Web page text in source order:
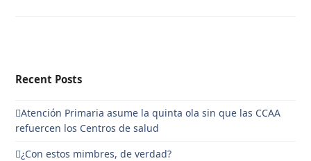
Recent Posts
Atención Primaria asume la quinta ola sin que las CCAA
refuercen los Centros de salud
¿Con estos mimbres, de verdad?